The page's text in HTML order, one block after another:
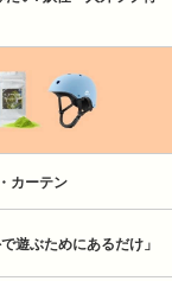
カーテン
遊ぶためにあるだけ」